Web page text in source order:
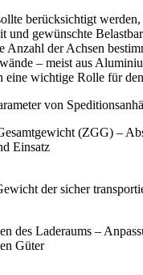
berücksichtigt
und gewünschte
Anzahl der Achsen
– meist aus
eine wichtige Rolle für
von
(ZGG) –
Einsatz
der sicher
des Laderaums –
Güter